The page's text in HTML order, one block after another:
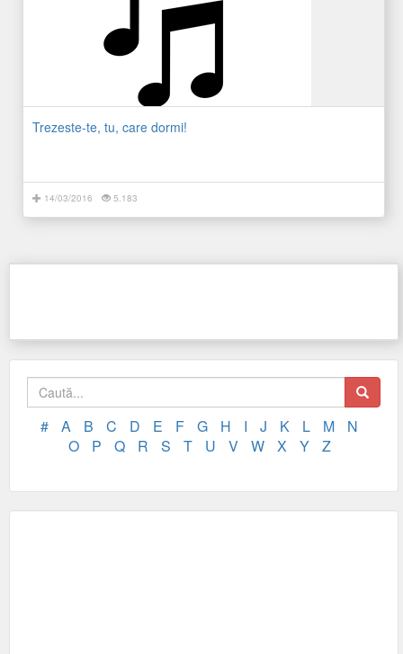
Trezeste-te, tu, care dormi!
14/03/2016 5.183
# A B C D E F G H I J K L M
N
O
P Q R S T U V W X Y Z